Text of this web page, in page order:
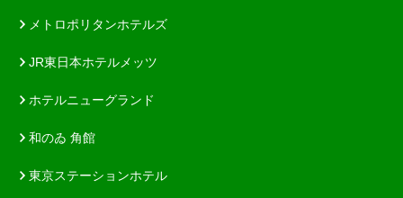
メトロポリタンホテルズ
JR東日本ホテルメッツ
ホテルニューグランド
和のゐ 角館
東京ステーションホテル